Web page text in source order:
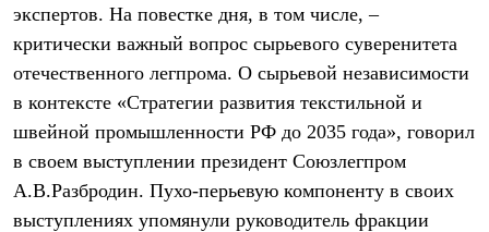
Брюки
Софтшелл одежда
Куртки
Брюки
Флисовая одежда
Куртки
Брюки
Жилеты
Теплое термобелье
Среднее термобелье
экспертов. На повестке дня, в том числе, –
критически важный вопрос сырьевого суверенитета
отечественного легпрома. О сырьевой независимости
в контексте «Стратегии развития текстильной и
швейной промышленности РФ до 2035 года», говорил
в своем выступлении президент Союзлегпром
А.В.Разбродин. Пухо-перьевую компоненту в своих
выступлениях упомянули руководитель фракции